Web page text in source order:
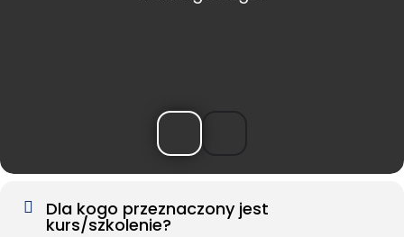
Dla kogo przeznaczony jest
kurs/szkolenie?